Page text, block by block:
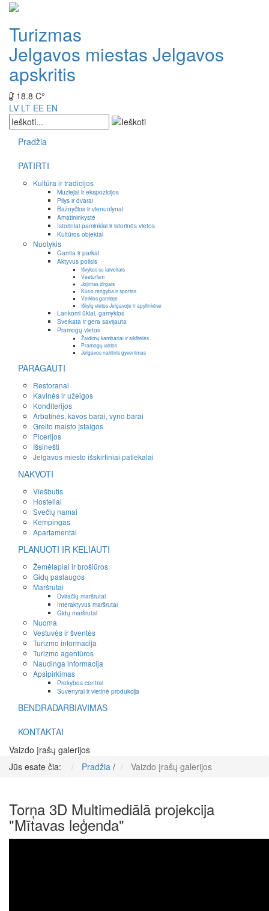
Turizmas
Jelgavos miestas Jelgavos
apskritis
18.8 C°
LV LT EE EN
Pradžia
PATIRTI
Kultūra ir tradicijos
Muziejai ir ekspozicijos
Pilys ir dvarai
Bažnyčios ir vienuolynai
Amatininkystė
Istoriniai paminklai ir istorinės vietos
Kultūros objektai
Nuotykis
Gamta ir parkai
Aktyvus poilsis
Išvykos su laiveliais
Veeturism
Jojimas žirgais
Kūno rengyba ir sportas
Veiklos gamtoje
Iškylų vietos Jelgavoje ir apylinkėse
Lankomi ūkiai, gamyklos
Sveikata ir gera savijauta
Pramogų vietos
Žaidimų kambariai ir aikštelės
Pramogų vietos
Jelgavos naktinis gyvenimas
PARAGAUTI
Restoranai
Kavinės ir užeigos
Konditerijos
Arbatinės, kavos barai, vyno barai
Greito maisto įstaigos
Picerijos
Išsinešti
Jelgavos miesto išskirtiniai patiekalai
NAKVOTI
Viešbutis
Hosteliai
Svečių namai
Kempingas
Apartamentai
PLANUOTI IR KELIAUTI
Žemėlapiai ir brošiūros
Gidų paslaugos
Maršrutai
Dviračių maršrutai
Interaktyvūs maršrutai
Gidų maršrutai
Nuoma
Vestuvės ir šventės
Turizmo informacija
Turizmo agentūros
Naudinga informacija
Apsipirkimas
Prekybos centrai
Suvenyrai ir vietinė produkcija
BENDRADARBIAVIMAS
KONTAKTAI
Vaizdo įrašų galerijos
Jūs esate čia:
Pradžia / Vaizdo įrašų galerijos
Torņa 3D Multimediālā projekcija
"Mītavas leģenda"